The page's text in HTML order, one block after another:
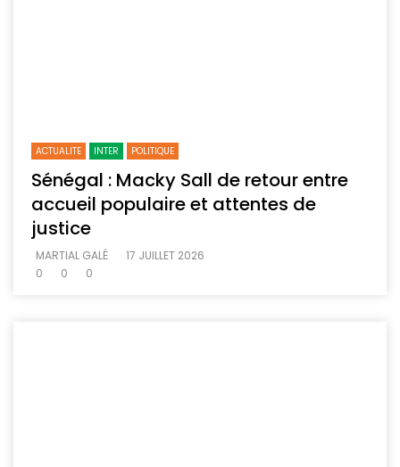
ACTUALITE INTER POLITIQUE
Sénégal : Macky Sall de retour entre
accueil populaire et attentes de
justice
MARTIAL GALÉ
17 JUILLET 2026
0
0 0